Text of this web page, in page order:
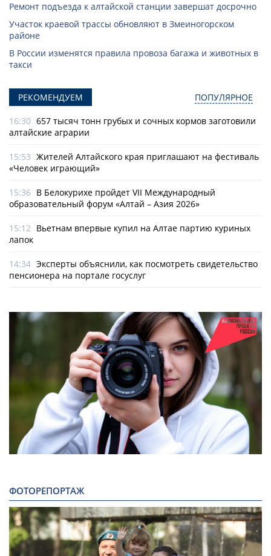
Ремонт подъезда к алтайской станции завершат досрочно
Участок краевой трассы обновляют в Змеиногорском
районе
В России изменятся правила провоза багажа и животных в
такси
РЕКОМЕНДУЕМ ПОПУЛЯРНОЕ
16:30 657 тысяч тонн грубых и сочных кормов заготовили
алтайские аграрии
15:53 Жителей Алтайского края приглашают на фестиваль
«Человек играющий»
15:36 В Белокурихе пройдет VII Международный
образовательный форум «Алтай – Азия 2026»
15:12 Вьетнам впервые купил на Алтае партию куриных
лапок
14:34 Эксперты объяснили, как посмотреть свидетельство
пенсионера на портале госуслуг
ФОТОРЕПОРТАЖ